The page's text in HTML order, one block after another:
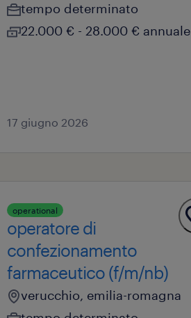
tempo determinato
22.000 € - 28.000 € annuale
17 giugno 2026
operational
operatore di
confezionamento
farmaceutico (f/m/nb)
verucchio, emilia-romagna